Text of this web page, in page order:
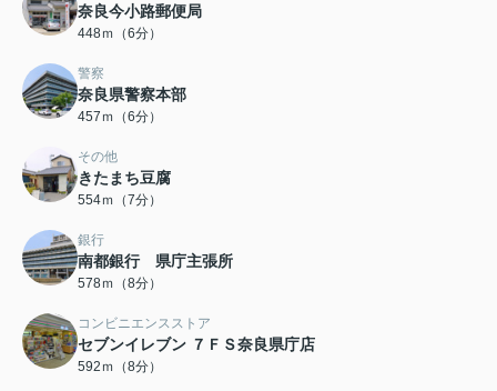
奈良今小路郵便局
448ｍ（6分）
警察
奈良県警察本部
457ｍ（6分）
その他
きたまち豆腐
554ｍ（7分）
銀行
南都銀行 県庁主張所
578ｍ（8分）
コンビニエンスストア
セブンイレブン ７ＦＳ奈良県庁店
592ｍ（8分）